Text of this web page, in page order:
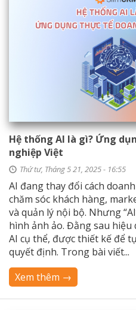
Hệ thống AI là gì? Ứng
nghiệp Việt
Thứ tư, Tháng 5 21, 2025 - 16:55
AI đang thay đổi cách
chăm sóc khách hàng,
và quản lý nội bộ. Nhưng
hình ảnh ảo. Đằng sau
AI cụ thể, được thiết kế để
quyết định. Trong bài viết...
Xem thêm →